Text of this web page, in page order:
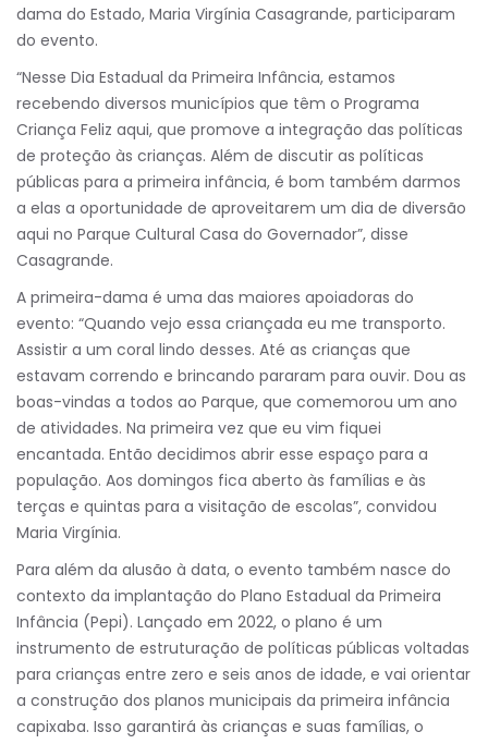
dama do Estado, Maria Virgínia Casagrande, participaram
do evento.
“Nesse Dia Estadual da Primeira Infância, estamos
recebendo diversos municípios que têm o Programa
Criança Feliz aqui, que promove a integração das políticas
de proteção às crianças. Além de discutir as políticas
públicas para a primeira infância, é bom também darmos
a elas a oportunidade de aproveitarem um dia de diversão
aqui no Parque Cultural Casa do Governador”, disse
Casagrande.
A primeira-dama é uma das maiores apoiadoras do
evento: “Quando vejo essa criançada eu me transporto.
Assistir a um coral lindo desses. Até as crianças que
estavam correndo e brincando pararam para ouvir. Dou as
boas-vindas a todos ao Parque, que comemorou um ano
de atividades. Na primeira vez que eu vim fiquei
encantada. Então decidimos abrir esse espaço para a
população. Aos domingos fica aberto às famílias e às
terças e quintas para a visitação de escolas”, convidou
Maria Virgínia.
Para além da alusão à data, o evento também nasce do
contexto da implantação do Plano Estadual da Primeira
Infância (Pepi). Lançado em 2022, o plano é um
instrumento de estruturação de políticas públicas voltadas
para crianças entre zero e seis anos de idade, e vai orientar
a construção dos planos municipais da primeira infância
capixaba. Isso garantirá às crianças e suas famílias, o